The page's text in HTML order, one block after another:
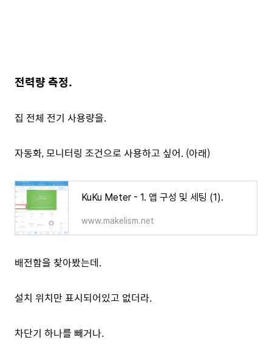
전력량 측정.
집 전체 전기 사용량을.
자동화, 모니터링 조건으로 사용하고 싶어. (아래)
KuKu Meter - 1. 앱 구성 및 세팅 (1).
www.makelism.net
배전함을 찾아봤는데.
설치 위치만 표시되어있고 없더라.
차단기 하나를 빼거나.